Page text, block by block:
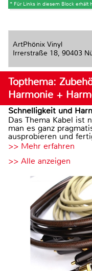
* Für Links in diesem Block erhält
ArtPhönix Vinyl
Irrerstraße 18, 90403
Topthema:
Harmonie +
Schnelligkeit und
Das Thema Kabel ist
man es ganz
ausprobieren und
>> Mehr erfahren
>> Alle anzeigen